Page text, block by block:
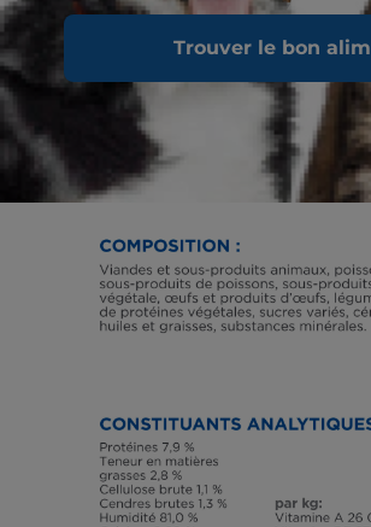
Trouver le bon